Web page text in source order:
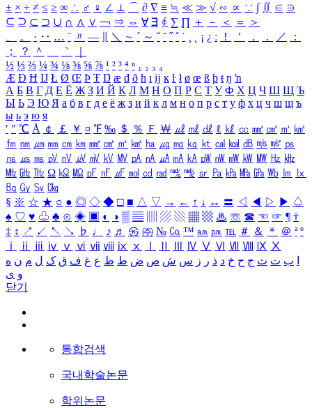
± × ÷ ≠ ≤ ≥ ∞ ∴ ♂ ♀ ∠ ⊥ ⌒ ∂ ∇ ≡ ≒ ≪ ≫ √ ∽ ∝ ∵ ∫ ∬ ∈ ∋
⊆ ⊇ ⊂ ⊃ ∪ ∩ ∧ ∨ ￢ ⇒ ⇔ ∀ ∃ ∮ ∑ ∏ ＋ － ＜ ＝
＞
、
。 · ‥ … ¨ 〃 ― ＼ ∼ ´ ～ ˇ ˘ ˝ ˚ ˙ ¸ ¡ ¿ ː ！ ＇ ， ． ／
：
；
？ ＾ ｀
½ ⅓ ⅔ ¼ ¾ ⅛ ⅜ ⅝ ⅞ ¹ ² ³ ⁴ ⁿ ₁ ₂ ₃ ₄
Æ Ð Ħ Ĳ Ł Ø Œ Þ Ŧ Ŋ æ đ ð ħ ı ĳ ĸ ŀ ł ø œ ß þ ŧ ŋ ŉ
А Б В Г Д Е Ё Ж З И Й К Л М Н О П Р С Т У Ф Х Ц Ч Ш Щ Ъ
Ы Ь Э Ю Я а б в г д е ё ж з и й к л м н о п р с т у ф х ц ч ш щ ъ
ы ь э ю я
′ ″ ℃ Å ￠ ￡ ￥ ¤ ℉ ‰ ＄ ％ Ｆ ￦ ㎕ ㎖ ㎗ ℓ ㎘ ㏄ ㎣ ㎤ ㎥ ㎦
㎙ ㎚ ㎛ ㎜ ㎝ ㎞ ㎟ ㎠ ㎡ ㎢ ㏊ ㎍ ㎎ ㎏ ㏏ ㎈ ㎉ ㏈ ㎧ ㎨ ㎰
㎱ ㎲ ㎳ ㎴ ㎵ ㎶ ㎷ ㎸ ㎹ ㎀ ㎁ ㎂ ㎃ ㎄ ㎺ ㎻ ㎽ ㎾ ㎿ ㎐ ㎑
㎒ ㎓ ㎔ Ω ㏀ ㏁ ㎊ ㎋ ㎌ ㏖ ㏅ ㎭ ㎮ ㎯ ㏛ ㎩ ㎪ ㎫ ㎬ ㏝ ㏐
㏓
㏃ ㏉ ㏜ ㏆
§ ※ ☆ ★ ○ ● ◎ ◇ ◆ □ ■ △ ▽ → ← ↑ ↓ ↔ 〓 ◁ ◀ ▷ ▶ ♤
♠ ♡ ♥ ♧ ♣ ⊙ ◈ ▣ ◐ ◑ ▒ ▤ ▨ ▧ ▦ ▩ ♨ ☏ ☎ ☜ ☞ ¶ †
‡ ↕ ↗ ↙ ↖ ↘ ♭ ♩ ♪ ♬ ㉿ ㈜ № ㏇ ™ ㏂ ㏘ ℡ ＃ ＆ ＊ ＠ ª º
ⅰ
ⅱ ⅲ ⅳ ⅴ ⅵ ⅶ ⅷ ⅸ ⅹ Ⅳ Ⅴ Ⅵ Ⅶ Ⅷ Ⅸ Ⅹ
ب ت ث ج ح خ د ذ ر ز س ش ص ض ط ظ ع غ ف ق ک ل م ن ه
و ی
닫기
통합검색
국내학술논문
학위논문